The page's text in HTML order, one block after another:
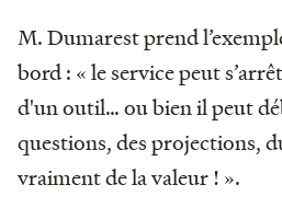
M. Dumarest prend
bord : « le service peut
d'un outil… ou bien il peut
questions, des projections,
vraiment de la valeur ! ».